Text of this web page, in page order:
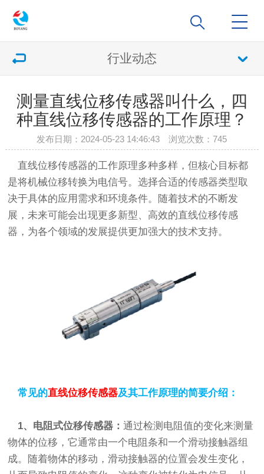
行业动态
测量直线位移传感器叫什么，四
种直线位移传感器的工作原理？
发布日期：2024-05-23 14:46:43 浏览次数：745
直线位移传感器的工作原理多种多样，但核心目标都
是将机械位移转换为电信号。选择合适的传感器类型取
决于具体的应用需求和环境条件。随着技术的不断发
展，未来可能会出现更多新型、高效的直线位移传感
器，为各个领域的发展提供更加强大的技术支持。
常见的直线位移传感器及其工作原理的简要介绍：
1、电阻式位移传感器：通过检测电阻值的变化来测量
物体的位移，它通常由一个电阻条和一个滑动接触器组
成。随着物体的移动，滑动接触器的位置会发生变化，